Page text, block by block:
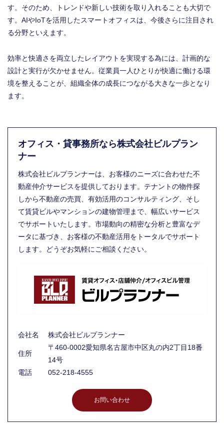
す。そのため、トレンドや新しい技術を取り入れることも大切で
す。AIやIoTを活用したスマートオフィスは、今後さらに注目され
る分野といえます。
効率と快適さを両立したレイアウトを実現する為には、計画的な
設計と実行が欠かせません。従業員一人ひとりが快適に働ける環
境を整えることが、組織全体の成長につながる大きな一歩となり
ます。
オフィス・貸事務所なら株式会社ビルプラン
ナー
株式会社ビルプランナーは、お客様のニーズに合わせた不
動産仲介サービスを提供しております。テナントの物件探
しから不動産の売買、有効活用のコンサルティング、そし
て賃貸ビルやマンションの建物管理まで、幅広いサービス
でサポートいたします。市場動向の精密な分析と豊富なデ
ータに基づき、お客様の不動産活用をトータルでサポート
します。どうぞお気軽にご相談ください。
会社名 株式会社ビルプランナー
住所
〒460-0002愛知県名古屋市中区丸の内2丁目18番
14号
電話
052-218-4555
お問い合わせ